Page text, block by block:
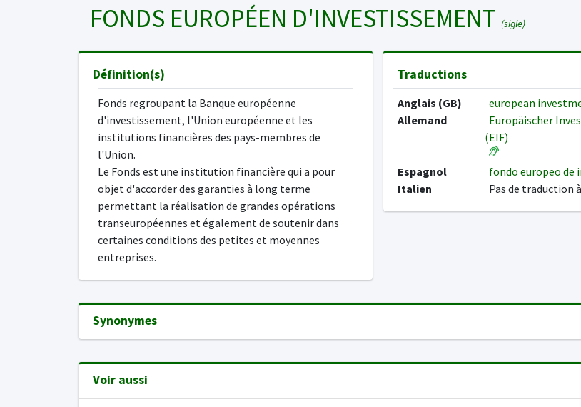
FONDS EUROPÉEN D'INVESTISSEMENT (sigle)
Définition(s)
Fonds regroupant la Banque européenne
d'investissement, l'Union européenne et les
institutions financières des pays-membres de
l'Union.
Le Fonds est une institution financière qui a pour
objet d'accorder des garanties à long terme
permettant la réalisation de grandes opérations
transeuropéennes et également de soutenir dans
certaines conditions des petites et moyennes
entreprises.
Traductions
Anglais (GB)
european
Allemand
Europäischer
(EIF)
Espagnol
fondo europeo de
Italien
Pas de traduction
Synonymes
Voir aussi